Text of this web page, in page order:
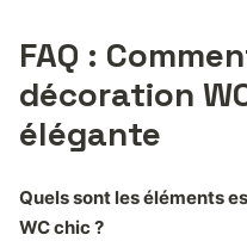
FAQ :
décoration
élégante
Quels sont les éléments
WC chic ?